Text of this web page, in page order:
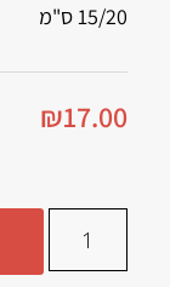
15/20 ס"מ
₪17.00